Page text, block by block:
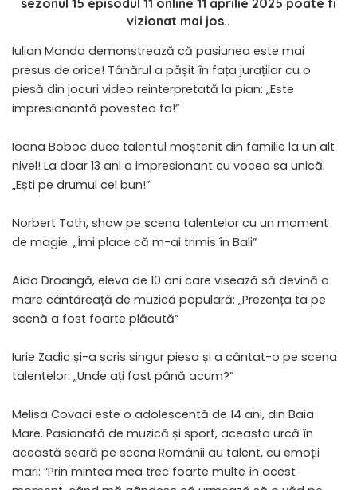
sezonul 15 episodul 11 online 11 aprilie 2025 poate fi
vizionat mai jos..
Iulian Manda demonstrează că pasiunea este mai
presus de orice! Tânărul a pășit în fața juraților cu o
piesă din jocuri video reinterpretată la pian: „Este
impresionantă povestea ta!”
Ioana Boboc duce talentul moștenit din familie la un alt
nivel! La doar 13 ani a impresionant cu vocea sa unică:
„Ești pe drumul cel bun!”
Norbert Toth, show pe scena talentelor cu un moment
de magie: „Îmi place că m-ai trimis în Bali”
Aida Droangă, eleva de 10 ani care visează să devină o
mare cântăreață de muzică populară: „Prezența ta pe
scenă a fost foarte plăcută”
Iurie Zadic și-a scris singur piesa și a cântat-o pe scena
talentelor: „Unde ați fost până acum?”
Melisa Covaci este o adolescentă de 14 ani, din Baia
Mare. Pasionată de muzică și sport, aceasta urcă în
această seară pe scena Românii au talent, cu emoții
mari: ”Prin mintea mea trec foarte multe în acest